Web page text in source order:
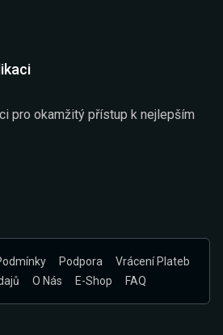
pro okamžitý přístup k nejlepším
Podpora
Vrácení Plateb
O Nás E-Shop FAQ